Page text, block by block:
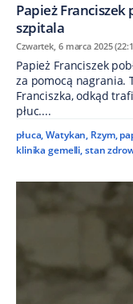
Papież Franciszek
szpitala
Czwartek, 6 marca 2025
Papież Franciszek
za pomocą nagrania.
Franciszka, odkąd
płuc....
płuca,Watykan, Rzym,
klinika gemelli,stan